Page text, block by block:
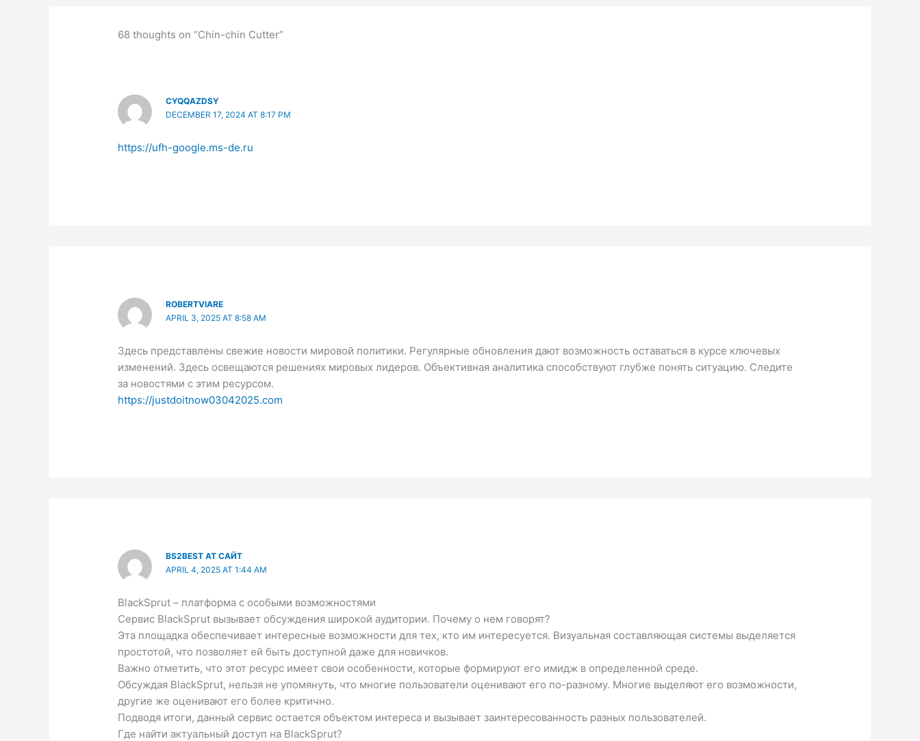
68 thoughts on “Chin-chin Cutter”
CYQQAZDSY
DECEMBER 17, 2024 AT 8:17 PM
https://ufh-google.ms-de.ru
ROBERTVIARE
APRIL 3, 2025 AT 8:58 AM
Здесь представлены свежие новости мировой политики. Регулярные обновления дают возможность оставаться в курсе ключевых
изменений. Здесь освещаются решениях мировых лидеров. Объективная аналитика способствуют глубже понять ситуацию. Следите
за новостями с этим ресурсом.
https://justdoitnow03042025.com
BS2BEST AT САЙТ
APRIL 4, 2025 AT 1:44 AM
BlackSprut – платформа с особыми возможностями
Сервис BlackSprut вызывает обсуждения широкой аудитории. Почему о нем говорят?
Эта площадка обеспечивает интересные возможности для тех, кто им интересуется. Визуальная составляющая системы выделяется
простотой, что позволяет ей быть доступной даже для новичков.
Важно отметить, что этот ресурс имеет свои особенности, которые формируют его имидж в определенной среде.
Обсуждая BlackSprut, нельзя не упомянуть, что многие пользователи оценивают его по-разному. Многие выделяют его возможности,
другие же оценивают его более критично.
Подводя итоги, данный сервис остается объектом интереса и вызывает заинтересованность разных пользователей.
Где найти актуальный доступ на BlackSprut?